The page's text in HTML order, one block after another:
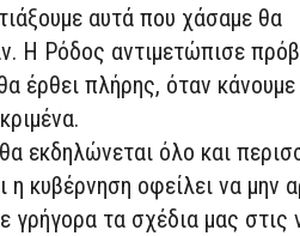
αυτά που χάσαμε θα
Η Ρόδος αντιμετώπισε
έρθει πλήρης, όταν κάνουμε
εκδηλώνεται όλο και
κυβέρνηση οφείλει να μην
τα σχέδια μας στις